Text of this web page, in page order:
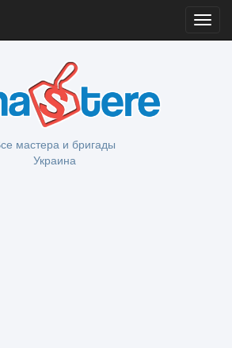
мастера и бригады
Украина